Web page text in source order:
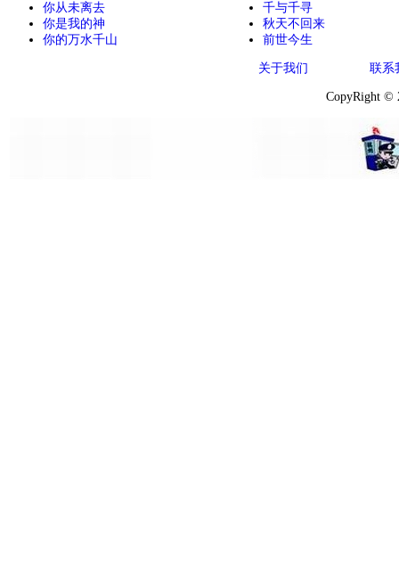
你从未离去
你是我的神
你的万水千山
千与千寻
秋天不回来
前世今生
关于我们 联系
CopyRight ©